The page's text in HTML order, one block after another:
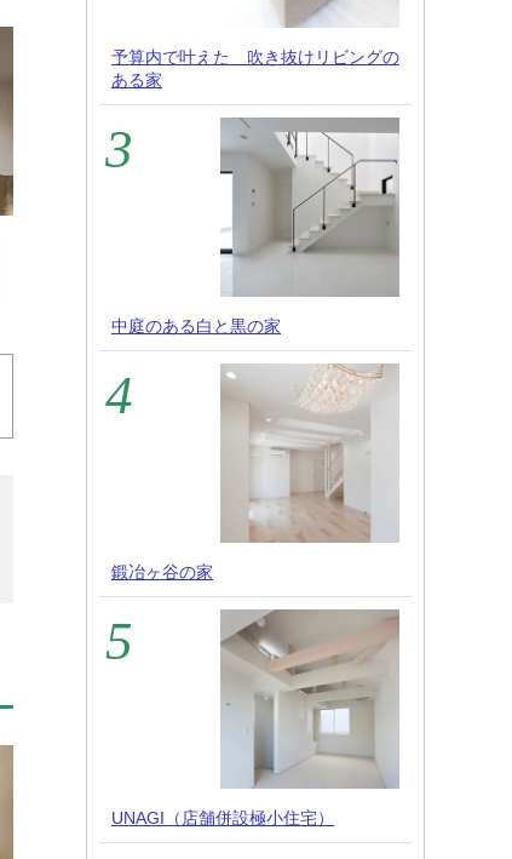
予算内で叶えた 吹き抜けリビングの
ある家
中庭のある白と黒の家
鍛冶ヶ谷の家
UNAGI（店舗併設極小住宅）